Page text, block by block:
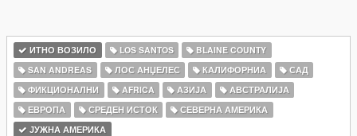
ИТНО ВОЗИЛО LOS SANTOS
BLAINE COUNTY
SAN ANDREAS
ЛОС АНЏЕЛЕС КАЛИФОРНИА
САД
ФИКЦИОНАЛНИ
AFRICA АЗИЈА
АВСТРАЛИЈА
ЕВРОПА
СРЕДЕН ИСТОК
СЕВЕРНА АМЕРИКА
ЈУЖНА АМЕРИКА